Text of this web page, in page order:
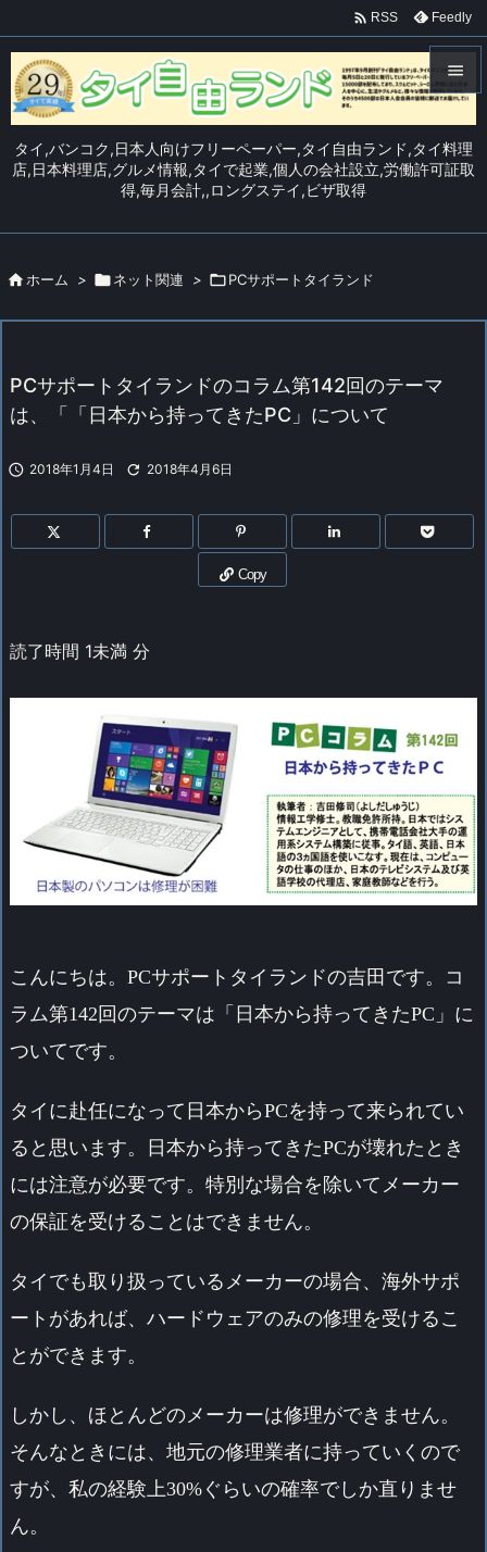
タイ,バンコク,日本人向けフリーペーパー,タイ自由ランド,タイ料理
店,日本料理店,グルメ情報,タイで起業,個人の会社設立,労働許可証取
得,毎月会計,,ロングステイ,ビザ取得

メニュ


 RSS Feedly
 ホーム > ネット関連 > PCサポートタイランド
PCサポートタイランドのコラム第142回のテーマ
は、「「日本から持ってきたPC」について
 2018年1月4日  2018年4月6日
Copy
読了時間 1未満 分
こんにちは。PCサポートタイランドの吉田です。コ
ラム第142回のテーマは「日本から持ってきたPC」に
ついてです。
タイに赴任になって日本からPCを持って来られてい
ると思います。日本から持ってきたPCが壊れたとき
には注意が必要です。特別な場合を除いてメーカー
の保証を受けることはできません。
タイでも取り扱っているメーカーの場合、海外サポ
ートがあれば、ハードウェアのみの修理を受けるこ
とができます。
しかし、ほとんどのメーカーは修理ができません。
そんなときには、地元の修理業者に持っていくので
すが、私の経験上30%ぐらいの確率でしか直りませ
ん。